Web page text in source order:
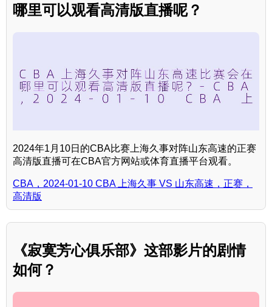
哪里可以观看高清版直播呢？
2024年1月10日的CBA比赛上海久事对阵山东高速的正赛
高清版直播可在CBA官方网站或体育直播平台观看。
CBA，2024-01-10 CBA 上海久事 VS 山东高速，正赛，
高清版
《寂寞芳心俱乐部》这部影片的剧情
如何？